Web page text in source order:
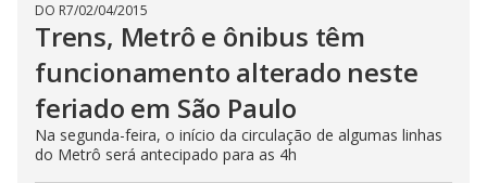
DO R7/02/04/2015
Trens, Metrô e ônibus têm
funcionamento alterado neste
feriado em São Paulo
Na segunda-feira, o início da circulação de algumas linhas
do Metrô será antecipado para as 4h